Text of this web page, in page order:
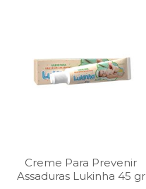
Creme Para Prevenir
Assaduras Lukinha 45 gr